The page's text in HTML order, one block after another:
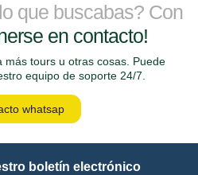
que buscabas? Con
en contacto!
más tours u otras cosas. Puede
equipo de soporte 24/7.
whatsap
boletín electrónico